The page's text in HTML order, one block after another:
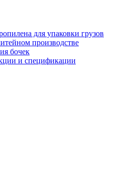
для упаковки грузов
производстве
бочек
и спецификации